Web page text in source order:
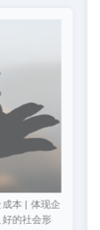
本 | 体现企
的社会形